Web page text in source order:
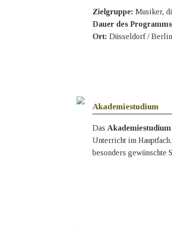
Zielgruppe: Musiker,
Dauer des
Ort: Düsseldorf / Berlin
Akademiestudium
Das Akademiestudium
Unterricht im
besonders gewünschte